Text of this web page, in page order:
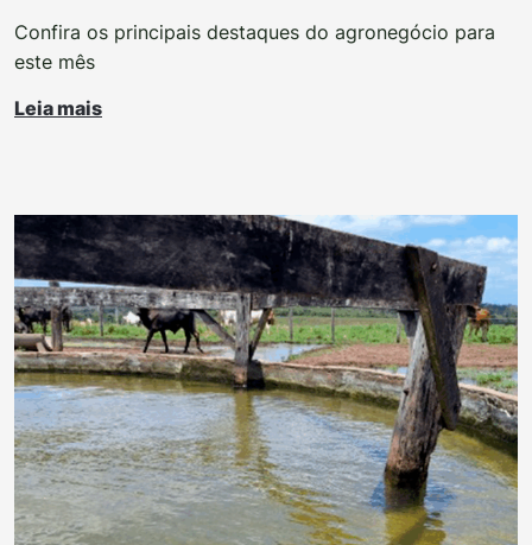
Confira os principais destaques do agronegócio para
este mês
Leia mais